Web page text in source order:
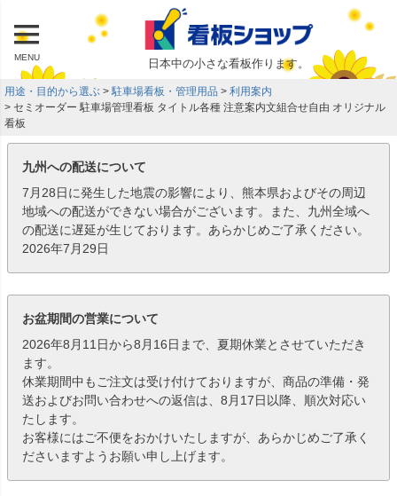
MENU 日本中の小さな看板作ります。
用途・目的から選ぶ 駐車場看板・管理用品
利用案内
セミオーダー 駐車場管理看板 タイトル各種 注意案内文組合せ自由 オリジナル
看板
九州への配送について
7月28日に発生した地震の影響により、熊本県およびその周辺
地域への配送ができない場合がございます。また、九州全域へ
の配送に遅延が生じております。あらかじめご了承ください。
2026年7月29日
お盆期間の営業について
2026年8月11日から8月16日まで、夏期休業とさせていただき
ます。
休業期間中もご注文は受け付けておりますが、商品の準備・発
送およびお問い合わせへの返信は、8月17日以降、順次対応い
たします。
お客様にはご不便をおかけいたしますが、あらかじめご了承く
ださいますようお願い申し上げます。